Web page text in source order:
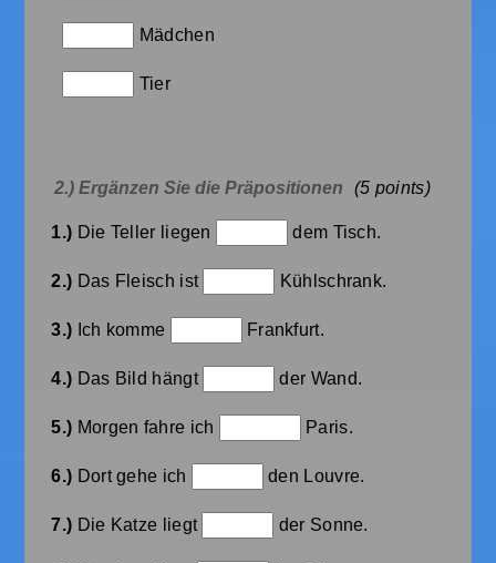
Mädchen
Tier
2.) Ergänzen Sie die Präpositionen (5 points)
1.) Die Teller liegen dem Tisch.
2.) Das Fleisch ist Kühlschrank.
3.) Ich komme Frankfurt.
4.) Das Bild hängt der Wand.
5.) Morgen fahre ich Paris.
6.) Dort gehe ich den Louvre.
7.) Die Katze liegt der Sonne.